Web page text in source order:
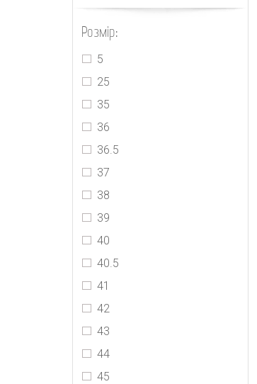
MM6 Maison Margiela
Off-White
PRADA
Stella McCartney
Yeezy
Розмір:
5
25
35
36
36.5
37
38
39
40
40.5
41
42
43
44
45